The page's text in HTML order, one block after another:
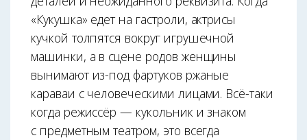
«Кукушка» едет на гастроли, актрисы
кучкой толпятся вокруг игрушечной
машинки, а в сцене родов женщины
вынимают из-под фартуков ржаные
караваи с человеческими лицами. Всё-таки
когда режиссёр — кукольник и знаком
с предметным театром, это всегда